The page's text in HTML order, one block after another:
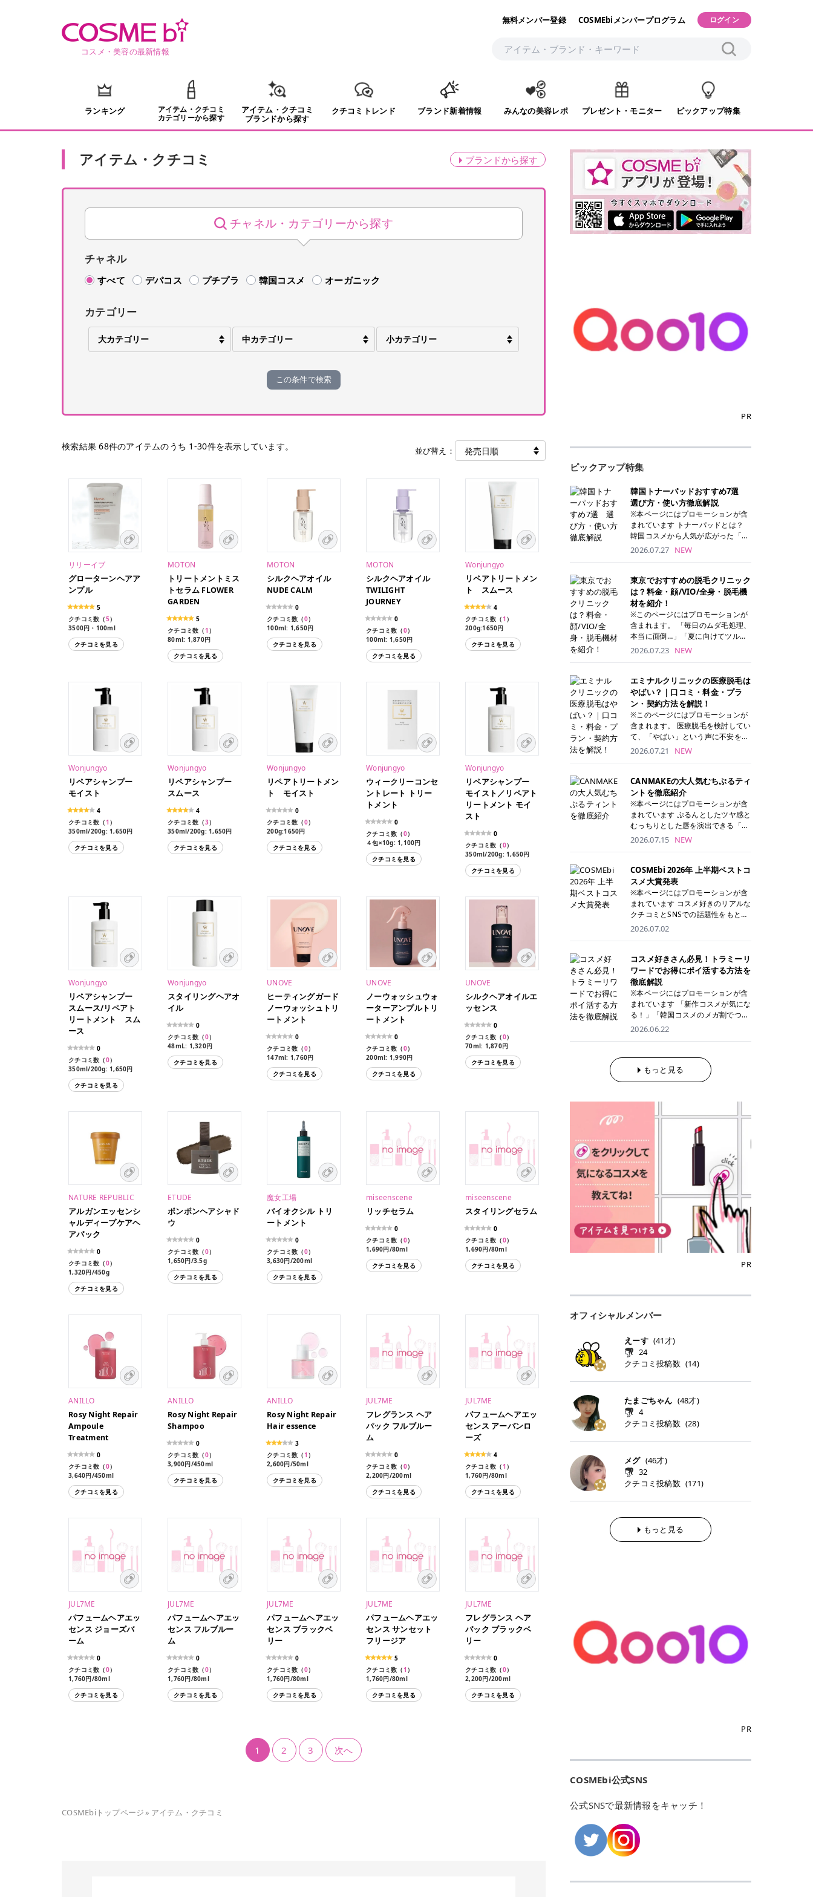
コスメ・美容の最新情報
無料メンバー登録 COSMEbiメンバープログラム ログイン
ランキング
アイテム・クチコミ
カテゴリーから探す
アイテム・クチコミ
ブランドから探す
クチコミトレンド ブランド新着情報 みんなの美容レポ プレゼント・モニター ピックアップ特集
アイテム・クチコミ ブランドから探す
チャネル・ カテゴリーから探す
チャネル
すべて デパコス プチプラ 韓国コスメ オーガニック
カテゴリー
この条件で検索
検索結果68件のアイテムのうち 1 -30件を表示しています。 並び替え：
リリーイブ
グローターンヘアア
ンプル
5
クチコミ数（5）
3500円・100ml
クチコミを見る
MOTON
トリートメントミス
トセラム FLOWER
GARDEN
5
クチコミ数（1 ）
80ml: 1,870円
クチコミを見る
MOTON
シルクヘアオイル
NUDE CALM
0
クチコミ数（0）
100ml: 1,650円
クチコミを見る
MOTON
シルクヘアオイル
TWILIGHT
JOURNEY
0
クチコミ数（0）
100ml: 1,650円
クチコミを見る
Wonjungyo
リペアトリートメン
ト スムース
4
クチコミ数（1 ）
200g:1650円
クチコミを見る
Wonjungyo
リペアシャンプー
モイスト
4
クチコミ数（1 ）
350ml/200g: 1,650円
クチコミを見る
Wonjungyo
リペアシャンプー
スムース
4
クチコミ数（3）
350ml/200g: 1,650円
クチコミを見る
Wonjungyo
リペアトリートメン
ト モイスト
0
クチコミ数（0）
200g:1650円
クチコミを見る
Wonjungyo
ウィークリーコンセ
ントレート トリー
トメント
0
クチコミ数（0）
４包×10g: 1,100円
10g: 297円
クチコミを見る
Wonjungyo
リペアシャンプー
モイスト／リペアト
リートメント モイ
スト
0
クチコミ数（0）
350ml/200g: 1,650円
10ml/10g: 132円
クチコミを見る
Wonjungyo
リペアシャンプー
スムース/リペアト
リートメント スム
ース
0
クチコミ数（0）
350ml/200g: 1,650円
10ml/10g: 132円
クチコミを見る
Wonjungyo
スタイリングヘアオ
イル
0
クチコミ数（0）
48mL: 1,320円
クチコミを見る
UNOVE
ヒーティングガード
ノーウォッシュトリ
ートメント
0
クチコミ数（0）
147ml: 1,760円
クチコミを見る
UNOVE
ノーウォッシュウォ
ーターアンプルトリ
ートメント
0
クチコミ数（0）
200ml: 1,990円
クチコミを見る
UNOVE
シルクヘアオイルエ
ッセンス
0
クチコミ数（0）
70ml: 1,870円
クチコミを見る
NATURE REPUBLIC
アルガンエッセンシ
ャルディープケアヘ
アパック
0
クチコミ数（0）
1,320円/450g
クチコミを見る
ETUDE
ポンポンヘアシャド
ウ
0
クチコミ数（0）
1,650円/3.5g
クチコミを見る
魔女工場
バイオクシル トリ
ートメント
0
クチコミ数（0）
3,630円/200ml
クチコミを見る
miseenscene
リッチセラム
0
クチコミ数（0）
1,690円/80ml
クチコミを見る
miseenscene
スタイリングセラム
0
クチコミ数（0）
1,690円/80ml
クチコミを見る
ANILLO
Rosy Night Repair
Ampoule
Treatment
0
クチコミ数（0）
3,640円/450ml
クチコミを見る
ANILLO
Rosy Night Repair
Shampoo
0
クチコミ数（0）
3,900円/450ml
クチコミを見る
ANILLO
Rosy Night Repair
Hair essence
3
クチコミ数（1 ）
2,600円/50ml
クチコミを見る
JUL7ME
フレグランス ヘア
パック フルブルー
ム
0
クチコミ数（0）
2,200円/200ml
クチコミを見る
JUL7ME
パフュームヘアエッ
センス アーバンロ
ーズ
4
クチコミ数（1 ）
1,760円/80ml
クチコミを見る
JUL7ME
パフュームヘアエッ
センス ジョーズバ
ーム
0
クチコミ数（0）
1,760円/80ml
クチコミを見る
JUL7ME
パフュームヘアエッ
センス フルブルー
ム
0
クチコミ数（0）
1,760円/80ml
クチコミを見る
JUL7ME
パフュームヘアエッ
センス ブラックベ
リー
0
クチコミ数（0）
1,760円/80ml
クチコミを見る
JUL7ME
パフュームヘアエッ
センス サンセット
フリージア
5
クチコミ数（1 ）
1,760円/80ml
クチコミを見る
JUL7ME
フレグランス ヘア
パック ブラックベ
リー
0
クチコミ数（0）
2,200円/200ml
クチコミを見る
1 2 3 次へ
COSMEbiトップページ» アイテム・クチコミ
PR
ピックアップ特集
韓国トナーパッドおすすめ7選
選び方・使い方徹底解説
※本ページにはプロモーションが含
まれています トナーパッドとは？
韓国コスメから人気が広がった「ト
ナーパッド」は、化粧水や美容液を
トナーパッドは洗顔後に肌をやさし
く拭き取ることで、古い角質や余分
な皮脂汚れをオフしながら、うるお
いを与えられるのが特徴✨ さらに、
気になる部分には数分のせて部分用
パックとしても使用できるため、1
両方を叶えられます。 韓国コスメブ
ランドを中心に人気を集めていまし
たが、現在では日本でも定番のスキ
ンケアアイテムとして幅広い世代に
愛用されています。 トナーパッドの
特徴 トナーパッドと拭き取り化粧水
の違い 「トナーパッド」と「拭き取
り化粧水」はどちらも洗顔後に使用
するスキンケアアイテムですが、使
い方や特徴に違いがあります。 トナ
ーパッドは、化粧水があらかじめパ
ッドに含まれているため、コットン
を用意する手間がなく、忙しい朝で
もサッと使えるのが魅力です。 ま
た、保湿成分を豊富に配合した商品
が多く、拭き取り後にそのまま部分
用パックとして使えるトナーパッド
も増えています。 一方、拭き取り化
粧水は液体タイプのため、コットン
整しやすく、お気に入りの化粧水を
使いたい方やコストを抑えて続けた
い方にもおすすめです。 トナーパッ
ドのメリット トナーパッドは、角質
ケア・保湿ケア・部分用パックまで
1枚で行える便利なスキンケアアイ
テムです。 ここでは、トナーパッド
す。 古い角質や皮脂汚れをやさしく
オフ トナーパッドを使用すること
で、洗顔だけでは落としきれない古
い角質や余分な皮脂汚れをやさしく
拭き取り、なめらかな肌へ整えま
す。 保湿ケアまで1枚でできる 保湿
成分を配合したトナーパッドなら、
ケアにもぴったりです。 部分パック
としても使える 多くのトナーパッド
は、乾燥が気になる頬や額、小鼻な
アとしても活用できます。 トナーパ
ッドの選び方 トナーパッドは、配合
成分やパッドの素材によって特徴が
異なります。 自分の肌悩みや理想の
仕上がりに合わせて選ぶことで、毎
日のスキンケアに取り入れやすくな
ります。 肌悩みに合わせて選ぶ パ
ッドの素材で選ぶ トナーパッドの使
い方 洗顔後すぐの清潔な肌に使用し
ます。 STEP1 エンボス面（凹凸
面）で顔全体をやさしく拭き取りま
す。 特に小鼻・あご・額など皮脂や
古い角質が気になる部分は丁寧にな
じませましょう。 STEP2 パッドを
裏返し、フラット面で顔全体をやさ
しく押さえながら化粧水をなじませ
キンケアを行います。 乾燥が気にな
パックとして使用するのもおすすめ
こからは、保湿ケアや肌荒れケア、
毛穴ケアなど目的別におすすめのト
ナーパッドをご紹介します。 毎日使
ャルケアにぴったりなトナーパッド
まで厳選しました。 1. MEDICUBE
PDRNピンクコラーゲンゲルトナー
パッド 「うるおいとハリ感をサポー
トし、なめらかな肌へ導く高密着ゲ
ルパッド」 PDRNやコラーゲン成分
る肌をしっとり整えるゲルタイプの
トナーパッド。密着力が高く、スキ
ンケアの土台ケアとして取り入れや
見るQoo10での購入はこちら 2. BIO
DANCE コラーゲンゲルトナーパッ
ド 「うるおいを与えながら肌をやわ
らかく整える保湿ケアパッド」 ゲル
「ゆらぎやすい肌をすこやかに整え
るカーミングケアパッド」 ツボクサ
エキス（保湿成分）配合で、肌荒れ
や赤みが気になる肌をやさしく整え
テンを含むにんじん由来成分で、乾
るQoo10での購入はこちら 5. ANU
グパッド 「うるおいを与えながら肌
のキメを整えるバランスケアパッ
で、肌にうるおいを与えながらキメ
を整え、すこやかな肌状態へ導くデ
イリーケアアイテムです。 *1 チャ
MEDIHEAL PDRNリフティングパッ
2026.07.27 NEW
東京でおすすめの脱毛クリニック
は？料金・顔/VIO/全身・脱毛機
材を紹介！
※このページにはプロモーションが
含まれます。 「毎日のムダ毛処理、
本当に面倒…」「夏に向けてツルツ
ル肌になりたい！」 そう思って東京
べばいいの？と迷ってしまいますよ
ね。 この記事では、医療脱毛の基本
から、東京で特に通いやすいフレイ
アクリニック・レジーナクリニッ
ク・エミナルクリニック・リゼクリ
ニックの4院について、分かりやす
リニックを見つけて、面倒な自己処
理から卒業しちゃいましょう♪ クリ
ニック 全身＋VIO 全身＋VIO＋顔 特
徴 脱毛器 詳細 フレイアクリニック
52,800円(税込)/5回 94,600円(税
込)/5回 肌への負担に配慮しなが
ら、コストパフォーマンスも重視し
たい方に！ メディオスターモノリス
メディオスターNeXT PRO 公式サイ
ト> レジーナクリニック 52,800円
(税込)/5回 99,000円(税込)/5回 ジェ
ントルシリーズを選べるため、脱毛
機にこだわりたい方におすすめ！ ジ
ェントルマックスプロ ジェントルマ
ックスプロプラス ジェントルレーズ
プロ ソプラノチタニウム 公式サイ
ト> エミナルクリニック 49,500円
(税込)/6回 93,500円(税込)/6回 エミ
定！月々払いも安くて通いやすい ク
リスタルプロ 公式サイト> リゼクリ
ニック 109,800円(税込)/5回 144,80
0円(税込)/5回 毛質に合わせて脱毛
機を選択可能！有効期限も5年と長
くマイペースに通いやすい ラシャ
メディオスターNeXT PRO ジェント
ルYAGプロ 公式サイト> ｜そもそも
うの？ 脱毛を考えたときに、まず悩
むのが「医療脱毛とエステ脱毛、ど
っちがいいの？」ということではな
するまでの期間や必要な施術回数が
大きな違いとして挙げられます！ 医
療脱毛は、医療機関（クリニックや
皮膚科など）だけで扱える高出力の
レーザーを使って、発毛組織にアプ
ローチする施術といわれています。
そのため、少ない回数で永久脱毛
（※）を目指すことができます。
（※永久脱毛とは一生毛が1本も生
えてこないという意味ではなく、ア
メリカの基準に基づき「長期間にわ
たって毛量が明らかに減少している
状態が維持されること」を指しま
のがメリットですが、毛根を破壊す
ます。 なお、医療脱毛は保険がきか
ない自由診療なので、クリニックに
います。だからこそ、しっかり比較
して選ぶことが大切なのです。 医療
脱毛の「熱破壊式」と「蓄熱式」と
式」の2種類があり、それぞれ得意
な毛質が違います。 * 熱破壊式 高
出力のレーザーをバチッ！と当て
て、毛根の発毛組織に向けてレーザ
ーを照射します。ワキやVIOのよう
す！その分、輪ゴムで弾かれたよう
な強い痛みを感じやすい傾向があり
ます。 * 蓄熱式 低出力のレーザー
わじわ熱を伝える方式です。急激な
熱さを感じにくく、痛みや肌への負
担を抑えやすいのが嬉しいポイン
こからは、東京で人気のフレイアク
リニック・レジーナクリニック・エ
ミナルクリニック・リゼクリニック
の4院について、おすすめのポイン
ンケート 対象期間：2024/12/11～2
谷、銀座など7院があり、どこも駅
21時まで開いているので、お仕事や
です。 ♡クイックプラン 時間をか
けてしっかり脱毛。割引制度や保証
サービスは充実！ 全身＋VIO 52,80
0円(税込) 5回コース 所要時間が60
分で完了 全身＋VIO＋顔 94,600円
(税込) 5回コース 36箇所の脱毛が可
2026.07.23 NEW
エミナルクリニックの医療脱毛は
やばい？｜口コミ・料金・プラ
ン・契約方法を解説！
※このページにはプロモーションが
含まれます。 医療脱毛を検討してい
て、「やばい」という声に不安を抱
える方も多いのではないでしょう
体系をはじめ、学生や友人同士でお
得になる割引キャンペーン、無料カ
ウンセリングから施術までの具体的
なステップを分かりやすく解説しま
す。 これから手軽に全身医療脱毛を
後までチェックして、ご自身にぴっ
ください！ クリニック 全身＋VIO
全身＋VIO＋顔 特徴 脱毛器 詳細 フ
レイアクリニック 52,800円(税込)/5
回 94,600円(税込)/5回 肌への負担
に配慮しながら、コストパフォーマ
ンスも重視したい方に！ メディオス
ターモノリス メディオスターNeXT
PRO 公式サイト> レジーナクリニッ
ク 52,800円(税込)/5回 99,000円(税
込)/5回 ジェントルシリーズを選べ
るため、脱毛機にこだわりたい方に
おすすめ！ ジェントルマックスプロ
ジェントルマックスプロプラス ジェ
ントルレーズプロ ソプラノチタニウ
ム 公式サイト> エミナルクリニック
49,500円(税込)/6回 93,500円(税
込)/6回 エミナルクリニックの始め
通いやすい クリスタルプロ 公式サ
イト> リゼクリニック 109,800円(税
込)/5回 144,800円(税込)/5回 毛質に
すい ラシャ メディオスターNeXT P
RO ジェントルYAGプロ 公式サイト
> ※医療脱毛は自由診療です。治療
には赤み、痒み、火傷、毛嚢炎、一
時的な硬毛化などのリスクが伴いま
す。 目次▼ 1. エミナルクリニック
の魅力とは？選ばれる3つの特徴 ・
最短6か月からの脱毛プランが選べ
る！ ・全国60院以上＆21時まで営
業！ ・痛みに配慮した医療脱毛器の
導入と肌トラブル対応 2. エミナル
クリニックの口コミ・評判 3. エミ
ナルクリニックの全身脱毛料金プラ
・追加費用がかからないシステム ・
リニックのお得な割引・キャンペー
で割引 ・ペア限定プラン｜家族や友
人と一緒にスタートできる ・他社か
らの「のりかえ」や「お友だち紹
介」も！ 6. 予約から脱毛施術まで
のステップ ・無料カウンセリングの
ち物 ・医師の問診とプラン提案 ・
施術当日の流れと次回予約の取り方
7. 店舗一覧と美容医療メニュー ・
の店舗一覧 ・脱毛だけじゃない！美
容医療メニュー 8. まとめ ｜エミナ
ルクリニックの魅力とは？選ばれる
3つの特徴 ※1 開業2019年3月20日
～2026年6月30日時点(医療脱毛、
ハイフ、ダーマペン、美容点滴、医
りたいけど、痛いのはイヤだし、通
う時間もない…」医療脱毛にそんな
ハードルを感じていませんか？エミ
カリしたくありませんよね。エミナ
ルクリニックなら、最短1ヶ月ペー
スで通えるため、最短6ヶ月の全身
脱毛プランを選ぶことができます！
ルは強い味方。北海道から沖縄まで
こも駅チカの好立地なんです。しか
い毎日でも無理なく予定に組み込め
なります）。 そして嬉しいのが、施
術室がカーテン仕切りではなくドア
付きの完全個室になっていること！
女性専用のプライベート空間なの
して施術を受けられます。 痛みに配
2026.07.21 NEW
CANMAKEの大人気むちぷるティ
ントを徹底紹介
※本ページにはプロモーションが含
まれています ぷるんとしたツヤ感と
むっちりとした唇を演出できる「C
ANMAKE（キャンメイク）むちぷる
湿ケアも叶えられることから、SNS
でも話題の人気リップです。 「自分
にはどのカラーが似合う？」「イエ
ベ・ブルベ別のおすすめは？」と気
になっている方も多いのではないで
とともにご紹介！それぞれの色味や
なメイクに合うのかまで詳しく解説
します✨ ※メイクアップ効果による
CANMAKE むちぷるティントとは？
CANMAKE むちぷるティントは、テ
ィント・プランパー・保湿ケアを1
本で叶えるリップです。 するすると
塗れるなめらかなテクスチャーで、
縦ジワをカバーしながら、むっちり
としたツヤのある唇を演出します。
るため、乾燥しにくくデイリー使い
にもぴったり！ アイテム詳細を見る
ような血色感を演出するヌーディー
ピンク。 黄みと青みのバランスが良
く、自然になじむコーラル系カラー
です。 自然な血色感をプラスしてく
れるので、ナチュラルメイクとの相
性抜群。 可愛らしく、多幸感のある
印象に仕上がります。 ワインベリー
｜気品をまとうローズレッド 深みの
ある青みレッド。 大人っぽく華やか
な印象を与えるベリーカラーです。
ひと塗りで顔全体が華やかになり、
リップを主役にしたメイクが完成。
クールで上品な雰囲気を演出できま
ニュートラルな発色で、肌色を選び
落ち着いた印象に仕上がり、オン・
いめメイクにもカジュアルメイクに
もマッチします。 ラズベリーケーキ
｜甘く可愛いモーヴピンク 鮮やかな
青みを感じるラズベリーピンク。 フ
ェミニンな雰囲気を演出できる可愛
てながら、甘さのある印象に。 韓国
メイクやピンクメイクとも相性抜群
です。 フルーツオレ｜ピュア感あふ
くふんわり発色し、粘膜リップのよ
うな仕上がりになります。 柔らかく
可愛らしい印象になり、毎日使いた
くなるナチュラルカラー。 スクール
メイクやオフィスメイクにもおすす
ン｜上品なピンクベージュ 黄みを抑
えたクリーミーなピンクベージュ。
ほんのり青みを感じる絶妙なカラー
ント おすすめパーソナルカラー 02
モモ イエベ春・ブルベ夏 03 ワイン
ベリー ブルベ冬 05 フィグピューレ
ブルベ夏・イエベ春 06 ラズベリー
チュラルメイクなら「02 モモ」 自
トロベリーボンボン」 上品で落ち着
やすい万能カラーなら「05 フィグ
気カラーです。 韓国メイク・透明感
青みピンクが透明感を引き立てま
す。 イエベ春なら「07 フルーツオ
レ」 やわらかく可愛らしい印象に仕
ント処方のため、塗布後は色が定着
2026.07.15 NEW
COSMEbi 2026年 上半期ベストコ
スメ大賞発表
※本ページにはプロモーションが含
まれています コスメ好きのリアルな
クチコミとSNSでの話題性をもとに
選出された、COSMEbi 2026年上半
た名品たちを、カテゴリ別にご紹介
します。 本記事では、2025年11月
～2026年4月までの半年間におい
て、COSMEbi内でのクチコミとSN
Sでの話題性を元に選出されたコス
メやスキンケアなどの化粧品を「総
国コスメ」に分けて1位～3位までを
ランキング形式で発表！ 2026年上
半期 総合大賞 AMUSE（アミュー
ズ）「 ジェルフィットグロス」 👑
「ジェルフィットグロス」の特徴 唇
ーグロスが広がり、ふっくらボリュ
フティングしたような、新しいリッ
プティンググロス💄 実際に使用した
方のクチコミ > 5 > プルプル > 唇に
塗るPDRNグロス > > AMUSE ジェ
ルフィットグロス > > ぷっくりツヤ
ツヤだけどベタっとした感じはなく
て使いやすいですね。プランピング
効果で少しスーッとします。ここは
好き嫌いがあるかもしれませんが慣
チップは片面がツルツル、片面がモ
ケモケになってます。 > > 桜グロス
【日本限定色】：上品なピンクベー
も上品で使いやすい色ですね。すも
いるので華やかそうに見えるけど、
> > スキンケア成分が配合されてい
て保湿もしっかりしてくれます。最
近、乾燥していた唇がプルンと見え
アイテム詳細を見るQoo10でのご購
柳屋（ヤナギヤ）「柳屋 あんず
油」 👑「柳屋 あんず油」の特徴 1
00％植物由来の「柳屋 あんず油」
だけでなく、ボディケア・ネイルケ
アなど幅広く保湿ケア。 実際に使用
した方のクチコミ > 5 > 1本あると
> ──────────── > > 100%植
でいてパサついているので > オイル
は必需品です > > 少しとろみがある
> あんずのほのかに甘い香りがしま
すが > 強くないのでいつでも使える
印象です > > 1本持っていると髪だ
けではなくボディやネイルケアにも
ある目もとをかなえる、フォルム整
ばゆく発色し、光の効果で目もとが
使用した方のクチコミ > 5 > 鮮やか
る目もとを作れるアイシャドウ♡ >
パウダータイプなのに粉っぽさがな
くぴたっと密着♡発色が良くて煌め
体感を出せます✨ > > カラーの名前
2026.07.02
コスメ好きさん必見！トラミーリ
ワードでお得にポイ活する方法を
徹底解説
※本ページにはプロモーションが含
まれています 「新作コスメが気にな
る！」「韓国コスメのメガ割でつい
買いすぎてしまう……」 そんな美容
を少し工夫するだけでポイントを貯
められるため、コスメやスキンケア
にかかる費用を少しでも抑えたい方
も、＠cosmeも、いつものコスメ購
入を“ちょっとお得”に変えられるの
が、トラミーリワードです✨ 今回
は、トラミーリワードの特徴や活用
方法、美容好きさんにおすすめな理
由を詳しくご紹介します！ トラミー
リワードとは？ 「トラミーリワー
ド」は、東証グロース上場企業であ
る株式会社アイズが運営する、安
心・安全なポイントサイト機能で
す。 トラミーリワードは、トラミー
会員向けのポイントサービスです。
対象ショップやサービスを利用する
ことでポイントを獲得でき、貯まっ
たポイントはAmazonギフト券やド
ットマネーなどに交換できます。 普
イ活初心者でも始めやすいのが魅力
段よく使っているコスメ通販サイト
けでポイントが貯まるのが大きな魅
力です✨ 例えば、、、 ・メガ割の
タイミングで利用することが多いQ
＠cosme ・韓国コスメをチェック
する際によく見るOLIVE YOUNG GL
OBAL など、すでに使い慣れている
サイトが対象になっている場合も多
く、お買い物の内容や流れを変える
必要はありません。 「どうせ買う予
ドを経由するだけで、ポイントも一
緒に受け取れる、そんな手軽さがあ
ります✨ またトラミーリワードに
・1ポイント＝1円でわかりやすい
・選べるe-GIFT・Amazonギフト
券・ドットマネーなどに交換できる
・トラミー会員なら無料で利用でき
ビッグセール「メガ割」では、20%
OFFクーポンなどを使って、SNSで
バズっている美容液やパック、限定
の豪華キットをどこよりもお得にゲ
は、2,000万件を超える圧倒的なボ
能にあります。 自分の年齢や肌質
（乾燥肌・敏感肌など）、あるいは
に合わせてクチコミを絞り込めるた
め、自分に本当に合うコスメを失敗
せずに見つけられる美容の羅針盤と
スメアワード（ベスコス）」は、日
2026.06.22
もっと見る
PR
オフィシャルメンバー
えーす (41才)
24
クチコミ投稿数 (14)
たまごちゃん (48才)
4
クチコミ投稿数 (28)
メグ (46才)
32
クチコミ投稿数 (171)
もっと見る
PR
COSMEbi公式SNS
公式SNSで最新情報をキャッチ！